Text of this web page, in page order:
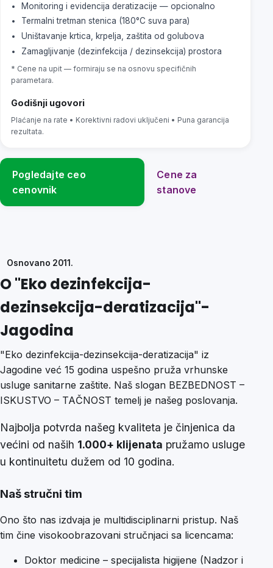
Monitoring i evidencija deratizacije — opcionalno
Termalni tretman stenica (180°C suva para)
Uništavanje krtica, krpelja, zaštita od golubova
Zamagljivanje (dezinfekcija / dezinsekcija) prostora
* Cene na upit — formiraju se na osnovu specifičnih
parametara.
Godišnji ugovori
Plaćanje na rate • Korektivni radovi uključeni • Puna garancija
rezultata.
Pogledajte ceo
cenovnik
Cene za
stanove
Osnovano 2011.
O "Eko dezinfekcija-
dezinsekcija-deratizacija"-
Jagodina
"Eko dezinfekcija-dezinsekcija-deratizacija" iz
Jagodine već 15 godina uspešno pruža vrhunske
usluge sanitarne zaštite. Naš slogan BEZBEDNOST –
ISKUSTVO – TAČNOST temelj je našeg poslovanja.
Najbolja potvrda našeg kvaliteta je činjenica da
većini od naših 1.000+ klijenata pružamo usluge
u kontinuitetu dužem od 10 godina.
Naš stručni tim
Ono što nas izdvaja je multidisciplinarni pristup. Naš
tim čine visokoobrazovani stručnjaci sa licencama:
Doktor medicine – specijalista higijene (Nadzor i